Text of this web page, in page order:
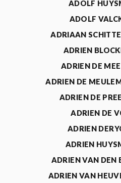
ADOLF
ADOLF
ADRIAAN
ADRIEN
ADRIEN DE
ADRIEN DE
ADRIEN DE
ADRIEN DE
ADRIEN
ADRIEN
ADRIEN VAN DEN
ADRIEN VAN